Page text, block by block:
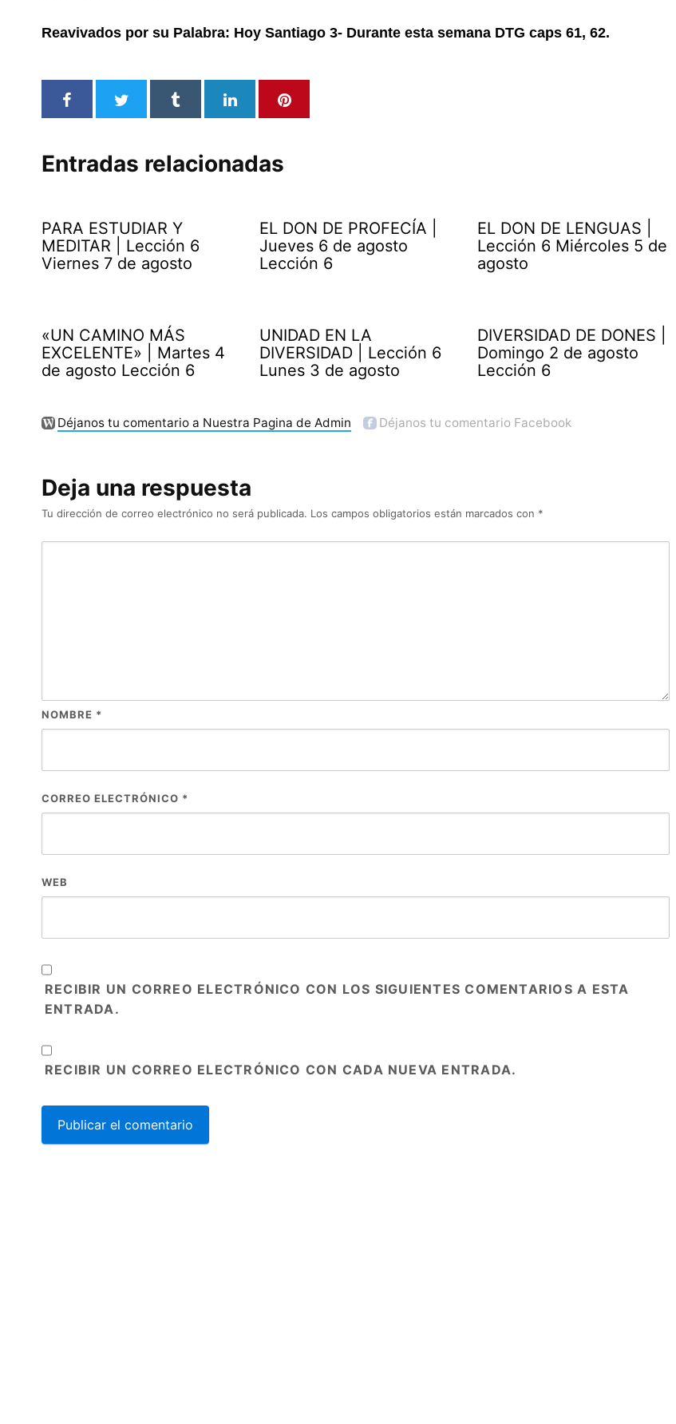
Reavivados por su Palabra: Hoy Santiago 3- Durante esta semana DTG caps 61, 62.
Entradas relacionadas
PARA ESTUDIAR Y
MEDITAR | Lección 6
Viernes 7 de agosto
EL DON DE PROFECÍA |
Jueves 6 de agosto
Lección 6
EL DON DE LENGUAS |
Lección 6 Miércoles 5 de
agosto
«UN CAMINO MÁS
EXCELENTE» | Martes 4
de agosto Lección 6
UNIDAD EN LA
DIVERSIDAD | Lección 6
Lunes 3 de agosto
DIVERSIDAD DE DONES |
Domingo 2 de agosto
Lección 6
Déjanos tu comentario a Nuestra Pagina de Admin Déjanos tu comentario Facebook
Deja una respuesta
Tu dirección de correo electrónico no será publicada. Los campos obligatorios están marcados con *
NOMBRE *
CORREO ELECTRÓNICO *
WEB
RECIBIR UN CORREO ELECTRÓNICO CON LOS SIGUIENTES COMENTARIOS A ESTA
ENTRADA.
RECIBIR UN CORREO ELECTRÓNICO CON CADA NUEVA ENTRADA.